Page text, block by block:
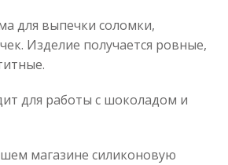
для выпечки соломки,
Изделие получается ровные,
для работы с шоколадом и
магазине силиконовую